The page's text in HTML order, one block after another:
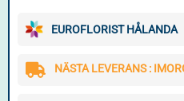
EUROFLORIST HÅLANDA
NÄSTA LEVERANS :